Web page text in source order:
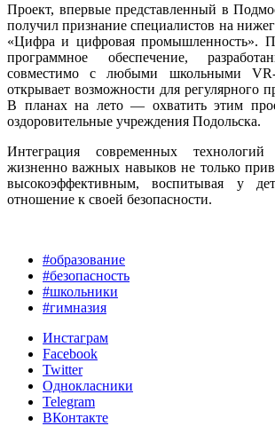
Проект, впервые представленный в
получил признание специалистов на
«Цифра и цифровая промышленность».
программное обеспечение,
совместимо с любыми школьными VR-
открывает возможности для регулярного
В планах на лето — охватить этим
оздоровительные учреждения Подольска.
Интеграция современных технологий
жизненно важных навыков не только
высокоэффективным, воспитывая у
отношение к своей безопасности.
#образование
#безопасность
#школьники
#гимназия
Инстаграм
Facebook
Twitter
Однокласники
Telegram
ВКонтакте